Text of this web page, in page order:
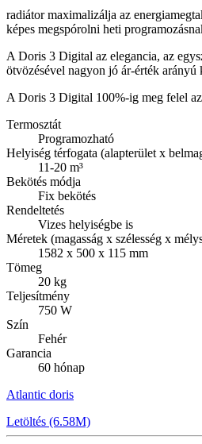
radiátor maximalizálja az
képes megspórolni heti
A Doris 3 Digital az elegancia, az
ötvözésével nagyon jó ár-érték arányú
A Doris 3 Digital 100%-ig meg felel
Termosztát
Programozható
Helyiség térfogata (alapterület x
11-20 m³
Bekötés módja
Fix bekötés
Rendeltetés
Vizes helyiségbe is
Méretek (magasság x szélesség x
1582 x 500 x 115 mm
Tömeg
20 kg
Teljesítmény
750 W
Szín
Fehér
Garancia
60 hónap
Atlantic doris
Letöltés (6.58M)